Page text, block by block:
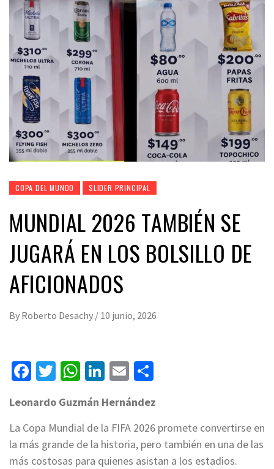
COPA DEL MUNDO SLIDER PRINCIPAL
MUNDIAL 2026 TAMBIÉN SE
JUGARÁ EN LOS BOLSILLO DE
AFICIONADOS
By Roberto Desachy / 10 junio, 2026
Facebook
Twitter
WhatsApp
LinkedIn
Email
Leonardo Guzmán Hernández
La Copa Mundial de la FIFA 2026 promete convertirse en
la más grande de la historia, pero también en una de las
más costosas para quienes asistan a los estadios.